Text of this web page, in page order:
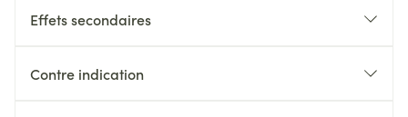
Effets secondaires
Contre indication